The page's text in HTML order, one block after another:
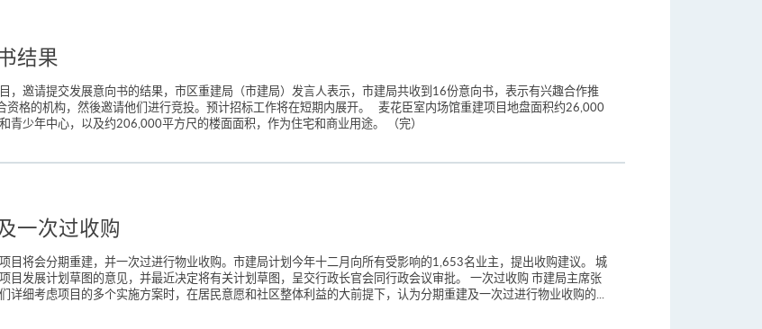
结果
，邀请提交发展意向书的结果，市区重建局（市建局）发言人表示，市建局共收到16份意向书，表示有兴趣合作推
格的机构，然後邀请他们进行竞投。预计招标工作将在短期内展开。 麦花臣室内场馆重建项目地盘面积约26,000
少年中心，以及约206,000平方尺的楼面面积，作为住宅和商业用途。 （完）
一次过收购
目将会分期重建，并一次过进行物业收购。市建局计划今年十二月向所有受影响的1,653名业主，提出收购建议。 城
目发展计划草图的意见，并最近决定将有关计划草图，呈交行政长官会同行政会议审批。 一次过收购 市建局主席张
详细考虑项目的多个实施方案时，在居民意愿和社区整体利益的大前提下，认为分期重建及一次过进行物业收购的...